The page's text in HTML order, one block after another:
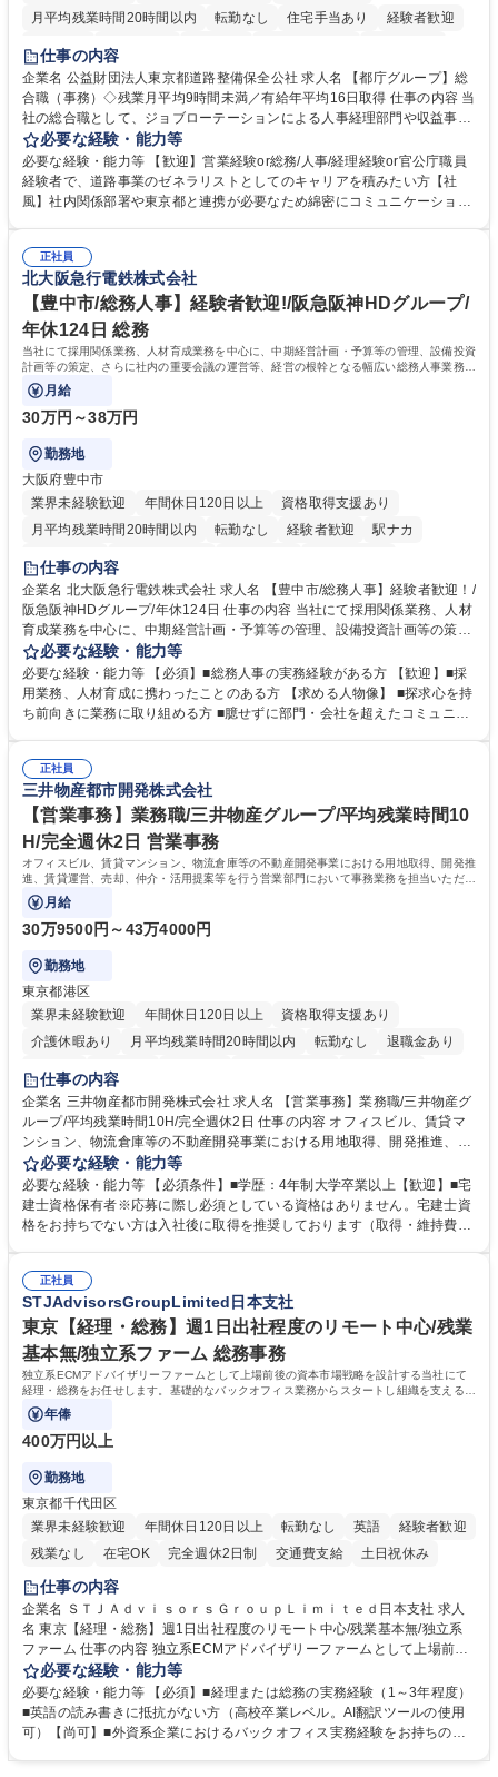
月平均残業時間20時間以内
転勤なし 住宅手当あり
経験者歓迎
研修あり
退職金あり
駅近5分以内
資格取得手当あり 食事補助あり
仕事の内容
企業名 公益財団法人東京都道路整備保全公社 求人名 【都庁グループ】総
合職（事務）◇残業月平均9時間未満／有給年平均16日取得 仕事の内容 当
社の総合職として、ジョブローテーションによる人事経理部門や収益事業
等のフロント部門の部署等幅広い部署での業務をお任せいたします。研修
制度やキャリア支援が充実しております！ ※下記業務詳細 【業務詳細】■
管理部門：広報、人事、経理など当公社の運営に係る管理業務 ■収益部
門：駐車場の新規開拓、管理運営、新宿駅西口広場の「イベントコーナ
道路施設や道路工事現場の見学ツアー事業 ※入社後は上記いずれかの部門
へ配属。※業務内容変更の範囲：会社の定める業務 募集職種 【都庁グル
ープ】総合職（事務）◇残業月平均9時間未満／有給年平均16日取得
必要な経験・能力等
必要な経験・能力等 【歓迎】営業経験or総務/人事/経理経験or官公庁職員
経験者で、道路事業のゼネラリストとしてのキャリアを積みたい方【社
風】社内関係部署や東京都と連携が必要なため綿密にコミュニケーション
部門など多岐に渡る業務を経験できます。 ■様々なプロジェクト：駐車場
事業の他、新宿駅西口広場内に設置された照明を兼ねた広告「ブライトサ
イン」の管理運営を行うなど、事業収益を生み出す活動を積極的に行って
います。 学歴・資格 学歴：大学院 大学 高専 短大 専修学校 高校 語学力：
資格：
正社員
北大阪急行電鉄株式会社
【豊中市/総務人事】経験者歓迎!/阪急阪神HDグループ/
年休124日 総務
当社にて採用関係業務、人材育成業務を中心に、中期経営計画・予算等の管理、設備投資
計画等の策定、さらに社内の重要会議の運営等、経営の根幹となる幅広い総務人事業務全
般を担当していただきます。
月給
30万円～38万円
勤務地
大阪府豊中市
業界未経験歓迎
年間休日120日以上
資格取得支援あり
月平均残業時間20時間以内
転勤なし 経験者歓迎
駅ナカ
退職金あり
土日祝休み
服装自由 昼食補助あり 食事補助あり
仕事の内容
企業名 北大阪急行電鉄株式会社 求人名 【豊中市/総務人事】経験者歓迎！/
阪急阪神HDグループ/年休124日 仕事の内容 当社にて採用関係業務、人材
育成業務を中心に、中期経営計画・予算等の管理、設備投資計画等の策
定、さらに社内の重要会議の運営等、経営の根幹となる幅広い総務人事業
務全般を担当していただきます。 【主な業務内容】 ■採用関係業務および
人材育成(社員研修)業務の推進 ■中期経営計画および予算等の管理 ■設備
投資計画等の策定 ■社内の重要会議の運営 ■その他総務人事業務全般 【入
務人事】経験者歓迎！/阪急阪神HDグループ/年休124日
必要な経験・能力等
必要な経験・能力等 【必須】■総務人事の実務経験がある方 【歓迎】■採
用業務、人材育成に携わったことのある方 【求める人物像】 ■探求心を持
ち前向きに業務に取り組める方 ■臆せずに部門・会社を超えたコミュニケ
囲のメンバーと協調しつつ主体性を持って能動的に業務を推進できる方 学
歴・資格 学歴：大学院 大学 高専 短大 専修学校 高校 語学力： 資格：
正社員
三井物産都市開発株式会社
【営業事務】業務職/三井物産グループ/平均残業時間10
H/完全週休2日 営業事務
オフィスビル、賃貸マンション、物流倉庫等の不動産開発事業における用地取得、開発推
進、賃貸運営、売却、仲介・活用提案等を行う営業部門において事務業務を担当いただき
ます。
月給
30万9500円～43万4000円
勤務地
東京都港区
業界未経験歓迎
年間休日120日以上
資格取得支援あり
介護休暇あり
月平均残業時間20時間以内 転勤なし
退職金あり
在宅OK
賞与あり
駅近5分以内
土日祝休み 寮・社宅あり
仕事の内容
企業名 三井物産都市開発株式会社 求人名 【営業事務】業務職/三井物産グ
ループ/平均残業時間10H/完全週休2日 仕事の内容 オフィスビル、賃貸マ
ンション、物流倉庫等の不動産開発事業における用地取得、開発推進、賃
貸運営、売却、仲介・活用提案等を行う営業部門において事務業務を担当
いただきます。 【詳細】・契約書管理、契約書製本、捺印対応、ファイリ
ング、登記簿取得、調書取得・支払業務（各種費用支払、支払管理、請
求・支払データ登録、取引先マスター申請対応）・予算作成及び予実管
の他に担当頂く業務が発生する場合があります。 募集職種 【営業事務】
業務職/三井物産グループ/平均残業時間10H/完全週休2日
必要な経験・能力等
必要な経験・能力等 【必須条件】■学歴：4年制大学卒業以上【歓迎】■宅
建士資格保有者※応募に際し必須としている資格はありません。宅建士資
格をお持ちでない方は入社後に取得を推奨しております（取得・維持費用
ション力がある方。 ・チャレンジを厭わず、粘り強く業務に取り組める
方。多様な関係者と謙虚に信頼関係を構築でき、期限を意識したスケジュ
ール管理が出来る方。※将来的に他部署（営業部門、コーポレート部門）
へのジョブローテーションの可能性があります。 学歴・資格 学歴：大学
院 大学 語学力： 資格：宅地建物取引士
正社員
STJAdvisorsGroupLimited日本支社
東京【経理・総務】週1日出社程度のリモート中心/残業
基本無/独立系ファーム 総務事務
独立系ECMアドバイザリーファームとして上場前後の資本市場戦略を設計する当社にて
経理・総務をお任せします。基礎的なバックオフィス業務からスタートし組織を支える専
任担当として広く活躍できる環境です。
年俸
400万円以上
勤務地
東京都千代田区
業界未経験歓迎
年間休日120日以上 転勤なし 英語
経験者歓迎
残業なし
在宅OK 完全週休2日制 交通費支給 土日祝休み
仕事の内容
企業名 ＳＴＪＡｄｖｉｓｏｒｓＧｒｏｕｐＬｉｍｉｔｅｄ日本支社 求人
名 東京【経理・総務】週1日出社程度のリモート中心/残業基本無/独立系
ファーム 仕事の内容 独立系ECMアドバイザリーファームとして上場前後
の資本市場戦略を設計する当社にて経理・総務をお任せします。基礎的な
バックオフィス業務からスタートし組織を支える専任担当として広く活躍
できる環境です。 ■日常経理、月次および年次決算サポート業務 ■本国
（グローバル）との英文メール対応（AI翻訳ツール等を使用しての対応で
必要な経験・能力等
必要な経験・能力等 【必須】■経理または総務の実務経験（1～3年程度）
■英語の読み書きに抵抗がない方（高校卒業レベル。AI翻訳ツールの使用
可）【尚可】■外資系企業におけるバックオフィス実務経験をお持ちの方